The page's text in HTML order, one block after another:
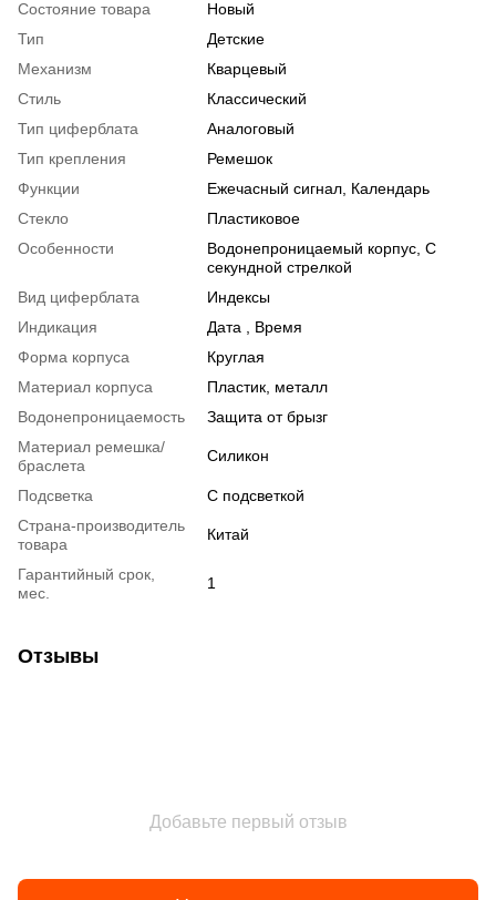
Состояние товара
Новый
Тип
Детские
Механизм
Кварцевый
Стиль
Классический
Тип циферблата
Аналоговый
Тип крепления
Ремешок
Функции
Ежечасный сигнал, Календарь
Стекло
Пластиковое
Особенности
Водонепроницаемый корпус, С
секундной стрелкой
Вид циферблата
Индексы
Индикация
Дата , Время
Форма корпуса
Круглая
Материал корпуса
Пластик, металл
Водонепроницаемость
Защита от брызг
Материал ремешка/
браслета
Силикон
Подсветка
С подсветкой
Страна-производитель
товара
Китай
Гарантийный срок,
мес.
1
Отзывы
Добавьте первый отзыв